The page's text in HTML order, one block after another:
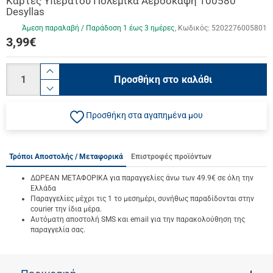
Desyllas
Άμεση παραλαβή / Παράδoση 1 έως 3 ημέρες Κωδικός: 5202276005801
3,99€
product.increase.quantity
product.decrease.quantity
Προσθήκη στο καλάθι
Προσθήκη στα αγαπημένα μου
Τρόποι Αποστολής / Μεταφορικά Επιστροφές προϊόντων
ΔΩΡΕΑΝ ΜΕΤΑΦΟΡΙΚΑ για παραγγελίες άνω των 49.9€ σε όλη την
Ελλάδα
Παραγγελίες μέχρι τις 1 το μεσημέρι, συνήθως παραδίδονται στην
courier την ίδια μέρα.
Αυτόματη αποστολή SMS και email για την παρακολούθηση της
παραγγελία σας.